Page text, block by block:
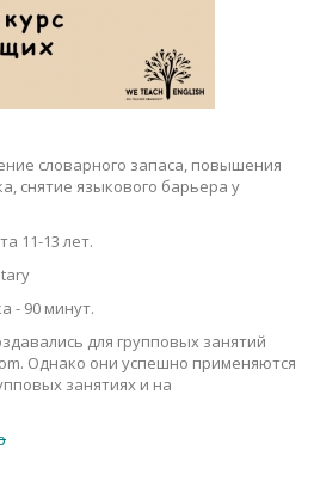
словарного запаса, повышения
снятие языкового барьера у
11-13 лет.
- 90 минут.
для групповых занятий
Однако они успешно применяются
занятиях и на